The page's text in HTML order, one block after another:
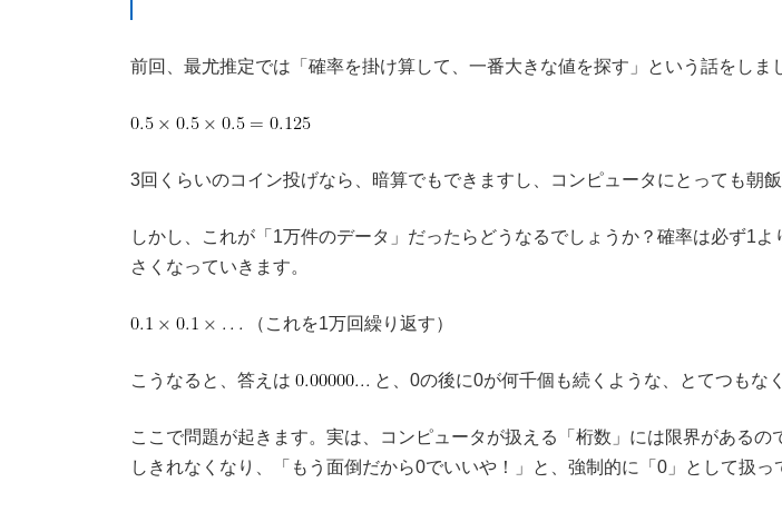
前回、最尤推定では「確率を掛け算して、一番大きな値を探す」という話をしま
3回くらいのコイン投げなら、暗算でもできますし、コンピュータにとっても朝飯
しかし、これが「1万件のデータ」だったらどうなるでしょうか？確率は必ず1
さくなっていきます。
（これを1万回繰り返す）
こうなると、答えは と、0の後に0が何千個も続くような、とてつもな
ここで問題が起きます。実は、コンピュータが扱える「桁数」には限界がある
しきれなくなり、「もう面倒だから0でいいや！」と、強制的に「0」として扱っ